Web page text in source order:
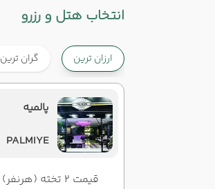
انتخاب هتل و رزرو
ارزان ترین گران ترین
پالمیه
PALMIYE
قیمت 2 تخته (هرنفر)